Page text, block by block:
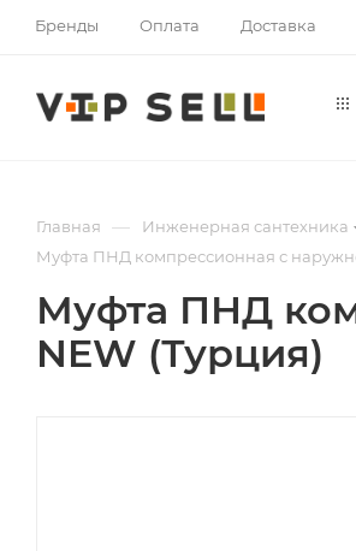
Бренды Оплата Доставка
Главная — Инженерная сантехника
Муфта ПНД компрессионная с
Муфта ПНД
NEW (Турция)